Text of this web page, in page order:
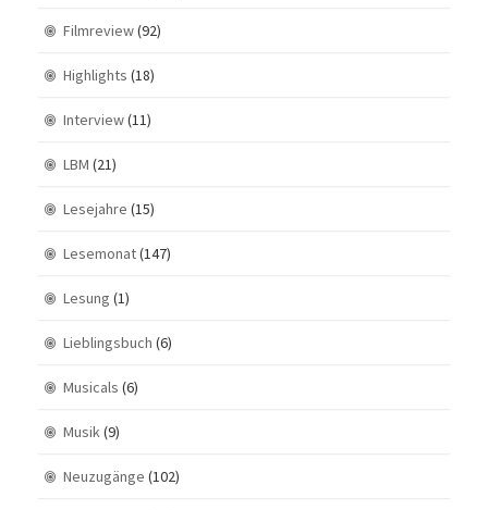
Filmreview(92)
Highlights (18)
Interview(11)
LBM (21)
Lesejahre (15)
Lesemonat(147)
Lesung (1)
Lieblingsbuch (6)
Musicals (6)
Musik(9)
Neuzugänge (102)